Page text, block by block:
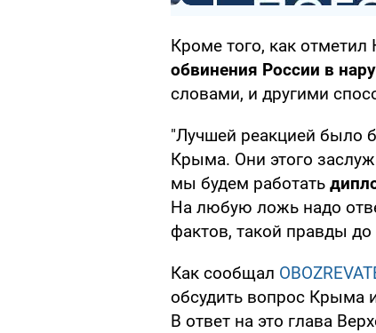
Кроме того, как
обвинения России в
словами, и другими
"Лучшей реакцией было
Крыма. Они этого
мы будем работать
На любую ложь надо
фактов, такой правды до
Как сообщал
обсудить вопрос Крыма
В ответ на это глава